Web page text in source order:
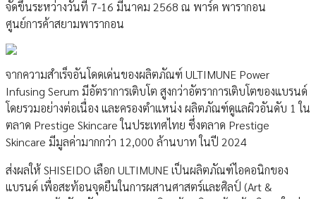
จัดขึ้นระหว่างวันที่ 7-16 มีนาคม 2568 ณ พาร์ค พารากอน
ศูนย์การค้าสยามพารากอน
จากความสำเร็จอันโดดเด่นของผลิตภัณฑ์ ULTIMUNE Power
Infusing Serum มีอัตราการเติบโต สูงกว่าอัตราการเติบโตของแบรนด์
โดยรวมอย่างต่อเนื่อง และครองตำแหน่ง ผลิตภัณฑ์ดูแลผิวอันดับ 1 ใน
ตลาด Prestige Skincare ในประเทศไทย ซึ่งตลาด Prestige
Skincare มีมูลค่ามากกว่า 12,000 ล้านบาท ในปี 2024
ส่งผลให้ SHISEIDO เลือก ULTIMUNE เป็นผลิตภัณฑ์ไอคอนิกของ
แบรนด์ เพื่อสะท้อนจุดยืนในการผสานศาสตร์และศิลป์ (Art &